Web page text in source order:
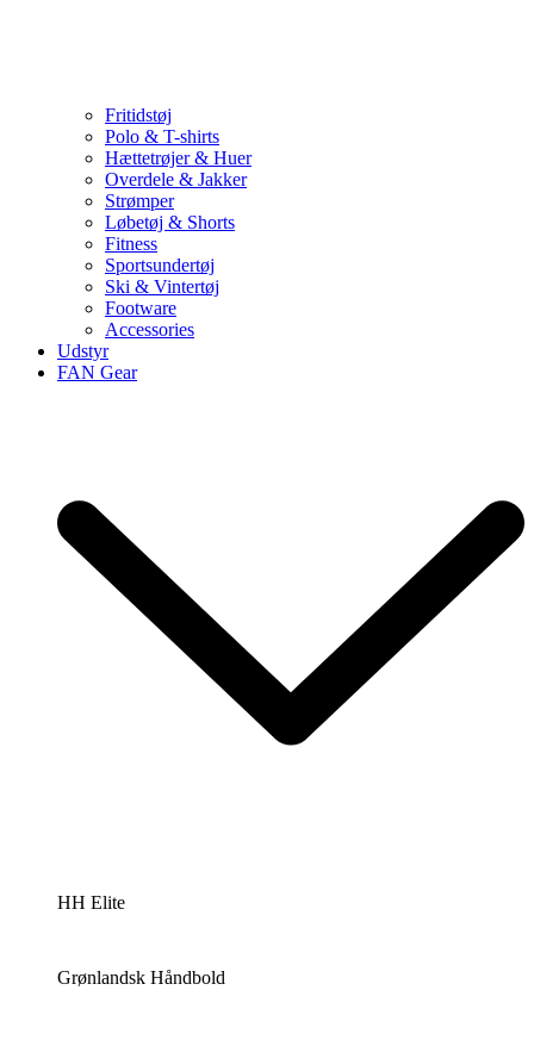
Fritidstøj
Polo & T-shirts
Hættetrøjer & Huer
Overdele & Jakker
Strømper
Løbetøj & Shorts
Fitness
Sportsundertøj
Ski & Vintertøj
Footware
Accessories
Udstyr
FAN Gear
HH Elite
Grønlandsk Håndbold